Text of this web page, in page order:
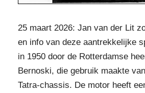
25 maart 2026: Jan van der Lit
en info van deze aantrekkelijke
in 1950 door de Rotterdamse
Bernoski, die gebruik maakte
Tatra-chassis. De motor heeft